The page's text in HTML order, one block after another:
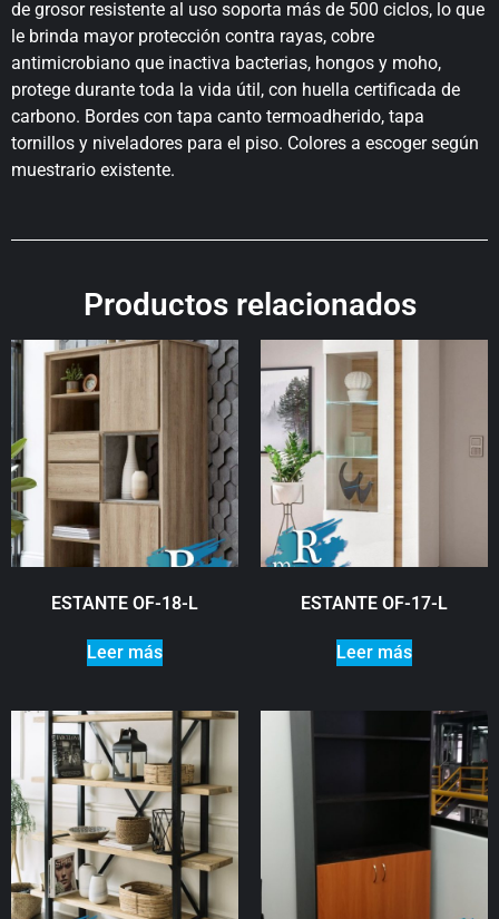
de grosor resistente al uso soporta más de 500 ciclos, lo que
le brinda mayor protección contra rayas, cobre
antimicrobiano que inactiva bacterias, hongos y moho,
protege durante toda la vida útil, con huella certificada de
carbono. Bordes con tapa canto termoadherido, tapa
tornillos y niveladores para el piso. Colores a escoger según
muestrario existente.
Productos relacionados
ESTANTE OF-18-L
Leer más
ESTANTE OF-17-L
Leer más